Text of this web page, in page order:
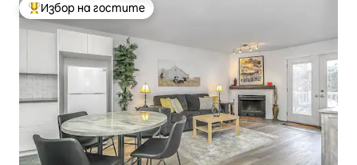
Най-популярен избор на гостите
Избор на гостите